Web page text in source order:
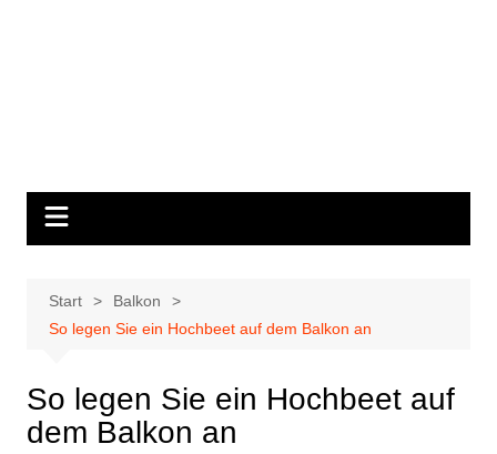
Start
Balkon
So legen Sie ein Hochbeet auf dem Balkon an
So legen Sie ein Hochbeet auf
dem Balkon an